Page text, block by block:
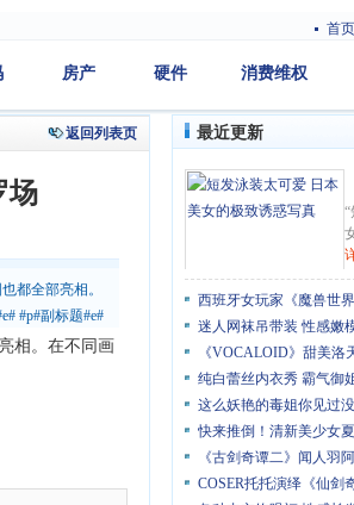
首页
房产 硬件 消费维权
返回列表页
场
都全部亮相。
#p#副标题#e#
相。在不同画
最近更新
西班牙女玩家《魔兽世
迷人网袜吊带装 性感嫩
《VOCALOID》甜美洛
纯白蕾丝内衣秀 霸气御
这么妖艳的毒姐你见过
快来推倒！清新美少女
《古剑奇谭二》闻人羽
COSER托托演绎《仙剑